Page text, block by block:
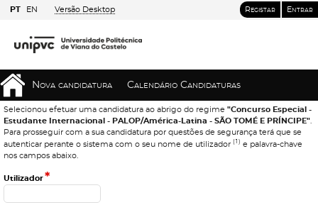
PT EN Versão Desktop Registar Entrar
Nova candidatura Calendário Candidaturas
Selecionou efetuar uma candidatura ao abrigo do regime "Concurso Especial -
Estudante Internacional - PALOP/América-Latina - SÃO TOMÉ E PRÍNCIPE"
Para prosseguir com a sua candidatura por questões de segurança terá que se
autenticar perante o sistema com o seu nome de utilizador (1) e palavra-chave
nos campos abaixo.
Utilizador*